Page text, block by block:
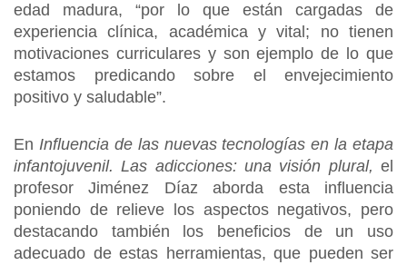
edad madura, “por lo que están cargadas de
experiencia clínica, académica y vital; no tienen
motivaciones curriculares y son ejemplo de lo que
estamos predicando sobre el envejecimiento
positivo y saludable”.
En Influencia de las nuevas tecnologías en la etapa
infantojuvenil. Las adicciones: una visión plural, el
profesor Jiménez Díaz aborda esta influencia
poniendo de relieve los aspectos negativos, pero
destacando también los beneficios de un uso
adecuado de estas herramientas, que pueden ser